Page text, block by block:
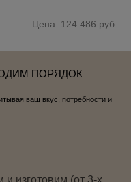
Цена: 124 486 руб.
ПОРЯДОК
ваш вкус, потребности и
и изготовим (от 3-х